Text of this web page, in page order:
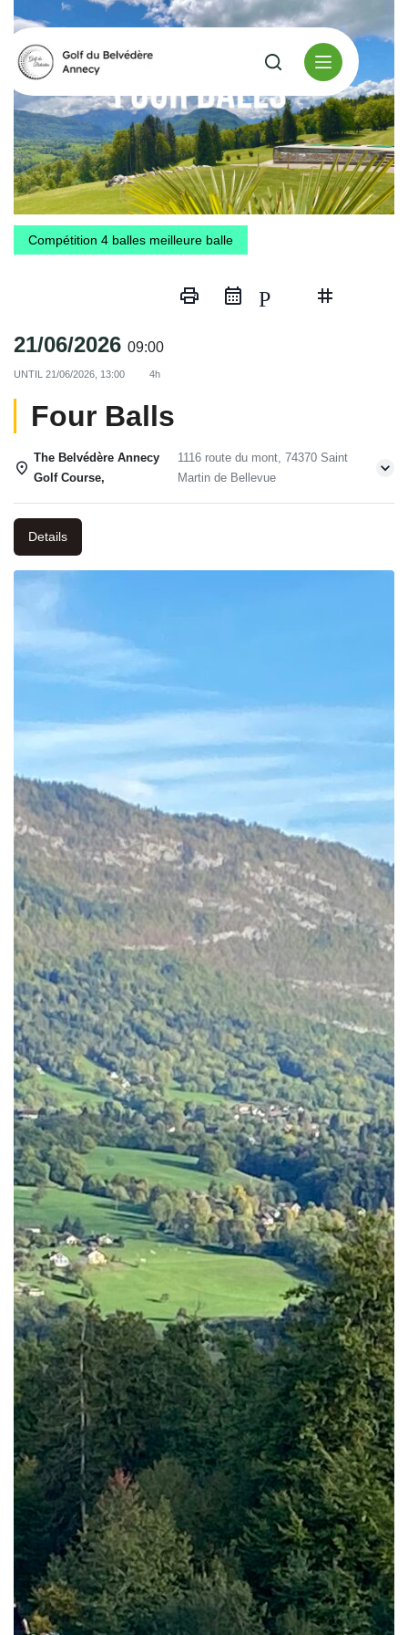
Compétition 4 balles meilleure balle
print Partager
21/06/2026 09:00
UNTIL 21/06/2026, 13:00 4h
Four Balls
The Belvédère Annecy
Golf Course,
1116 route du mont, 74370 Saint
Martin de Bellevue
Details